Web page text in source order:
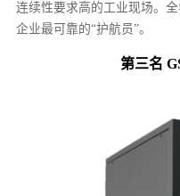
连续性要求高的工业现场。
企业最可靠的“护航员”。
第三名